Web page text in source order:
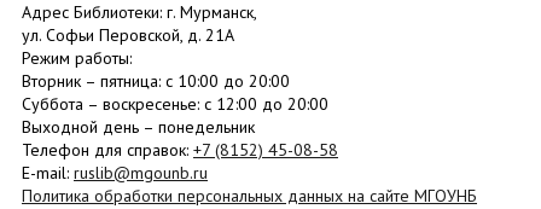
Адрес Библиотеки: г. Мурманск,
ул. Софьи Перовской, д. 21А
Режим работы:
Вторник – пятница: с 10:00 до 20:00
Суббота – воскресенье: c 12:00 до 20:00
Выходной день – понедельник
Телефон для справок: +7 (8152) 45-08-58
E-mail: ruslib@mgounb.ru
Политика обработки персональных данных на сайте МГОУНБ